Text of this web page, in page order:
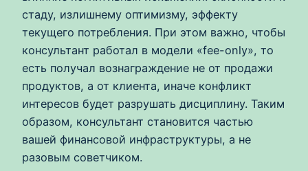
стаду, излишнему оптимизму, эффекту
текущего потребления. При этом важно, чтобы
консультант работал в модели «fee-only», то
есть получал вознаграждение не от продажи
продуктов, а от клиента, иначе конфликт
интересов будет разрушать дисциплину. Таким
образом, консультант становится частью
вашей финансовой инфраструктуры, а не
разовым советчиком.